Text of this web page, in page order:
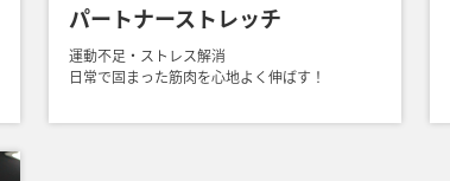
パートナーストレッチ
運動不足・ストレス解消
日常で固まった筋肉を心地よく伸ばす！